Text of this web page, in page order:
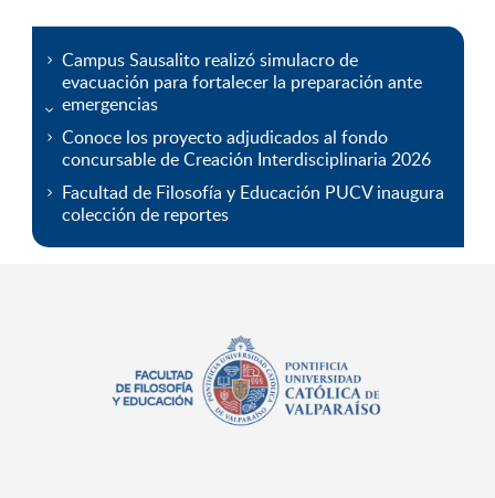
Campus Sausalito realizó simulacro de
evacuación para fortalecer la preparación ante
emergencias
Conoce los proyecto adjudicados al fondo
concursable de Creación Interdisciplinaria 2026
Facultad de Filosofía y Educación PUCV inaugura
colección de reportes